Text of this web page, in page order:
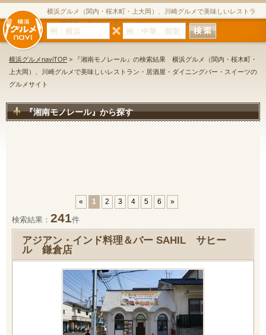
横浜グルメ（関内・桜木町・上大岡）、川崎グルメで美味しいレストラ
ン・居酒屋・ダイニングバー・スイーツのグルメサイト
横浜グルメnaviTOP > 『湘南モノレール』の検索結果 横浜グルメ（関内・桜木町・
上大岡）、川崎グルメで美味しいレストラン・居酒屋・ダイニングバー・スイーツの
グルメサイト
『湘南モノレール』から探す
« 1 2 3 4 5 6 »
検索結果： 241件
アジアン・インド料理＆バー SAHIL サヒー
ル 鎌倉店